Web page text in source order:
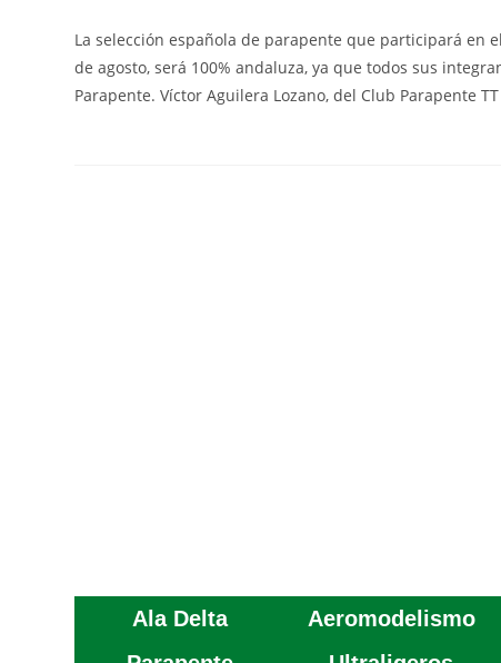
La selección española de parapente que participará en
de agosto, será 100% andaluza, ya que todos sus
Parapente. Víctor Aguilera Lozano, del Club Parapente
Ala Delta Aeromodelismo